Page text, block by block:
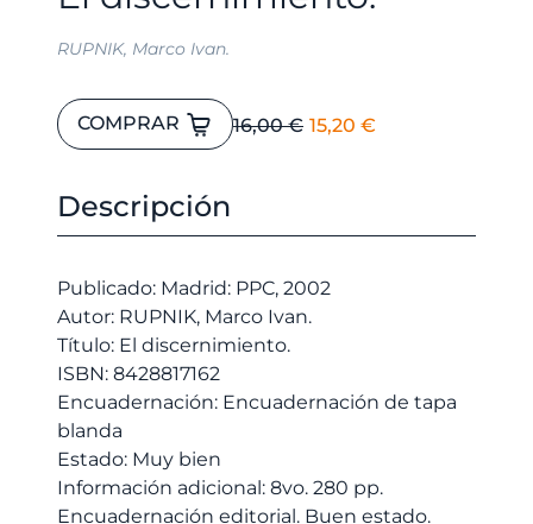
RUPNIK, Marco Ivan.
16,00€ El
15,20 €
El
discernimiento.
COMPRAR
Descripción
Publicado: Madrid: PPC, 2002
Autor: RUPNIK, Marco Ivan.
Título: El discernimiento.
ISBN: 8428817162
Encuadernación: Encuadernación de tapa
blanda
Estado: Muy bien
Información adicional: 8vo. 280 pp.